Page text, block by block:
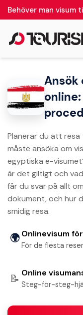
Behöver man visum
Ansök
Planerar du att
måste ansöka om
egyptiska e-
är det giltigt och
får du svar på allt
dokument, och hur
smidig resa.
🌍 Onlinevisum
För de flesta
📝 Online
Steg-för-steg-